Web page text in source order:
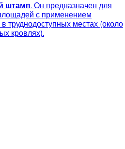
штамп. Он предназначен для
с применением
труднодоступных местах (около
кровлях).